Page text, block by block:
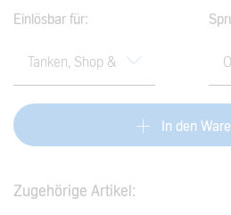
findest du im
Einlösbar für:
In den
Zugehörige Artikel: